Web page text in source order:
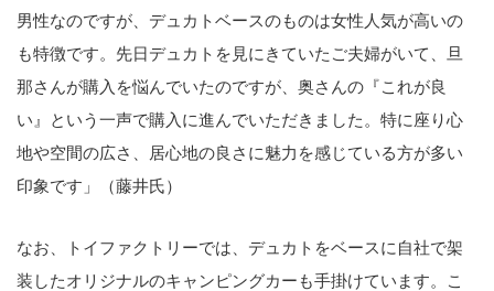
男性なのですが、デュカトベースのものは女性人気が高いの
も特徴です。先日デュカトを見にきていたご夫婦がいて、旦
那さんが購入を悩んでいたのですが、奥さんの『これが良
い』という一声で購入に進んでいただきました。特に座り心
地や空間の広さ、居心地の良さに魅力を感じている方が多い
印象です」（藤井氏）
なお、トイファクトリーでは、デュカトをベースに自社で架
装したオリジナルのキャンピングカーも手掛けています。こ